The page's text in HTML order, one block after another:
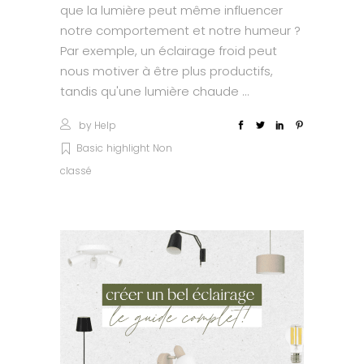
que la lumière peut même influencer
notre comportement et notre humeur ?
Par exemple, un éclairage froid peut
nous motiver à être plus productifs,
tandis qu'une lumière chaude
by Help
Basic highlight Non
classé